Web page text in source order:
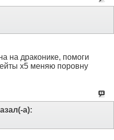
на драконике, помоги
х5 меняю поровну
а):